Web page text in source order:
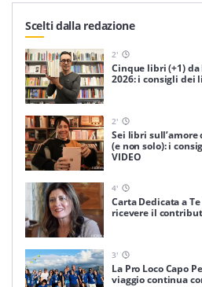
Scelti dalla redazione
2'
Cinque libri (+1)
2026: i consigli dei
2'
Sei libri sull’amore
(e non solo): i
VIDEO
4'
Carta Dedicata a
ricevere il
3'
La Pro Loco Capo
viaggio continua